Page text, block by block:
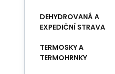
DEHYDROVANÁ A
EXPEDIČNÍ STRAVA
TERMOSKY A
TERMOHRNKY